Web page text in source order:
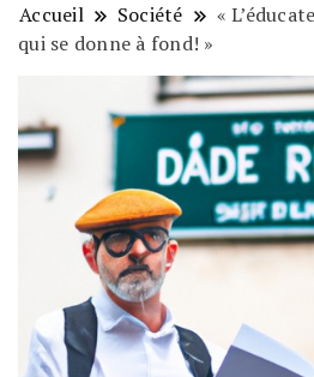
Accueil Société
«
qui se donne à fond! »